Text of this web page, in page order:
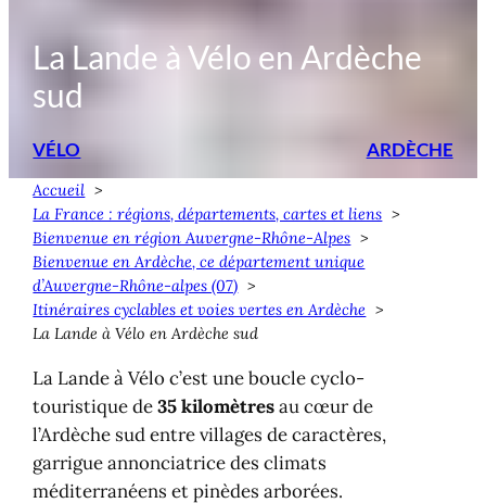
La Lande à Vélo en Ardèche
sud
VÉLO ARDÈCHE
Accueil
La France : régions, départements, cartes et liens
Bienvenue en région Auvergne-Rhône-Alpes
Bienvenue en Ardèche, ce département unique
d’Auvergne-Rhône-alpes (07)
Itinéraires cyclables et voies vertes en Ardèche
La Lande à Vélo en Ardèche sud
La Lande à Vélo c’est une boucle cyclo-
touristique de35 kilomètresau cœur de
l’Ardèche sud entre villages de caractères,
garrigue annonciatrice des climats
méditerranéens et pinèdes arborées.